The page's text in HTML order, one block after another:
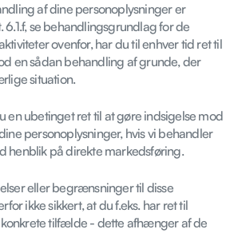
af dine personoplysninger er
6.1.f, se behandlingsgrundlag for de
ovenfor, har du til enhver tid ret til
en sådan behandling af grunde, der
situation.
ubetinget ret til at gøre indsigelse mod
personoplysninger, hvis vi behandler
henblik på direkte markedsføring.
eller begrænsninger til disse
ikke sikkert, at du f.eks. har ret til
tilfælde - dette afhænger af de